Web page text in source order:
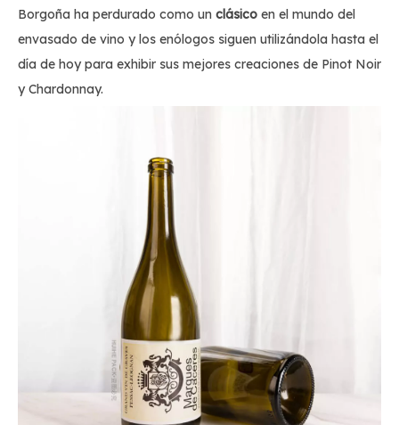
Borgoña ha perdurado como un clásico en el mundo del
envasado de vino y los enólogos siguen utilizándola hasta el
día de hoy para exhibir sus mejores creaciones de Pinot Noir
y Chardonnay.